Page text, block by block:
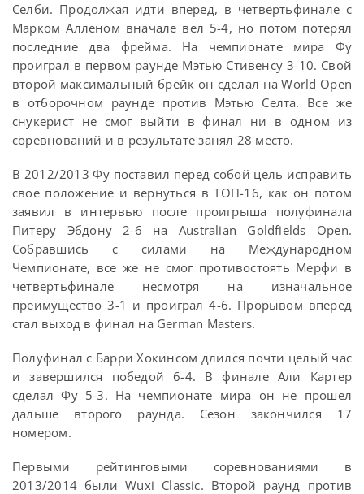
Селби. Продолжая идти вперед, в четвертьфинале с
Марком Алленом вначале вел 5-4, но потом потерял
последние два фрейма. На чемпионате мира Фу
проиграл в первом раунде Мэтью Стивенсу 3-10. Свой
второй максимальный брейк он сделал на World Open
в отборочном раунде против Мэтью Селта. Все же
снукерист не смог выйти в финал ни в одном из
соревнований и в результате занял 28 место.
В 2012/2013 Фу поставил перед собой цель исправить
свое положение и вернуться в ТОП-16, как он потом
заявил в интервью после проигрыша полуфинала
Питеру Эбдону 2-6 на Australian Goldfields Open.
Собравшись с силами на Международном
Чемпионате, все же не смог противостоять Мерфи в
четвертьфинале несмотря на изначальное
преимущество 3-1 и проиграл 4-6. Прорывом вперед
стал выход в финал на German Masters.
Полуфинал с Барри Хокинсом длился почти целый час
и завершился победой 6-4. В финале Али Картер
сделал Фу 5-3. На чемпионате мира он не прошел
дальше второго раунда. Сезон закончился 17
номером.
Первыми рейтинговыми соревнованиями в
2013/2014 были Wuxi Classic. Второй раунд против